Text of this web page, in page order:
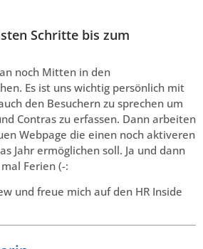
Schritte bis zum
noch Mitten in den
Es ist uns wichtig persönlich mit
den Besuchern zu sprechen um
Contras zu erfassen. Dann arbeiten
Webpage die einen noch aktiveren
Jahr ermöglichen soll. Ja und dann
Ferien (-:
und freue mich auf den HR Inside